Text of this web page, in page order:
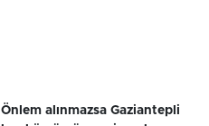
Önlem alınmazsa Gaziantepli